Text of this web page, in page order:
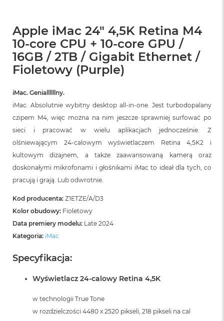
Apple iMac 24" 4,5K Retina M4
10-core CPU + 10-core GPU /
16GB / 2TB / Gigabit Ethernet /
Fioletowy (Purple)
iMac. Geniallllllny.
iMac. Absolutnie wybitny desktop all‑in‑one. Jest turbodopalany
czipem M4, więc można na nim jeszcze sprawniej surfować po
sieci i pracować w wielu aplikacjach jednocześnie. Z
olśniewającym 24‑calowym wyświetlaczem Retina 4,5K2 i
kultowym dizajnem, a także zaawansowaną kamerą oraz
doskonałymi mikrofonami i głośnikami iMac to ideał dla tych, co
pracują i grają. Lub odwrotnie.
Kod producenta: Z1ETZE/A/D3
Kolor obudowy: Fioletowy
Data premiery modelu: Late 2024
Kategoria: iMac
Specyfikacja:
Wyświetlacz 24-calowy Retina 4,5K
w technologii True Tone
w rozdzielczości 4480 x 2520 pikseli, 218 pikseli na cal